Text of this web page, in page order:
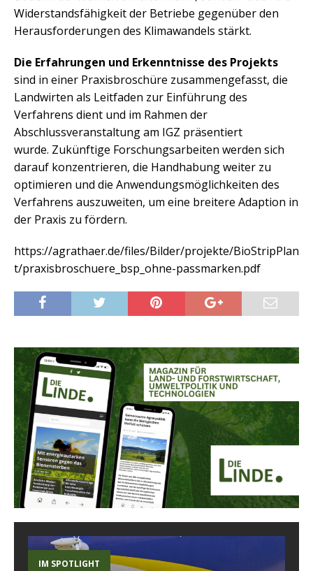
Widerstandsfähigkeit der Betriebe gegenüber den
Herausforderungen des Klimawandels stärkt.
Die Erfahrungen und Erkenntnisse des Projekts
sind in einer Praxisbroschüre zusammengefasst, die
Landwirten als Leitfaden zur Einführung des
Verfahrens dient und im Rahmen der
Abschlussveranstaltung am IGZ präsentiert
wurde. Zukünftige Forschungsarbeiten werden sich
darauf konzentrieren, die Handhabung weiter zu
optimieren und die Anwendungsmöglichkeiten des
Verfahrens auszuweiten, um eine breitere Adaption in
der Praxis zu fördern.
https://agrathaer.de/files/Bilder/projekte/BioStripPlan
t/praxisbroschuere_bsp_ohne-passmarken.pdf
IM SPOTLIGHT